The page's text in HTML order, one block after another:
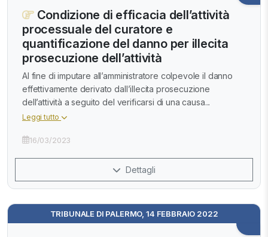
Condizione di efficacia dell’attività
processuale del curatore e
quantificazione del danno per illecita
prosecuzione dell’attività
Al fine di imputare all’amministratore colpevole il danno
effettivamente derivato dall’illecita prosecuzione
dell’attività a seguito del verificarsi di una causa...
Leggi tutto
16/03/2023
Dettagli
TRIBUNALE DI PALERMO, 14 FEBBRAIO 2022